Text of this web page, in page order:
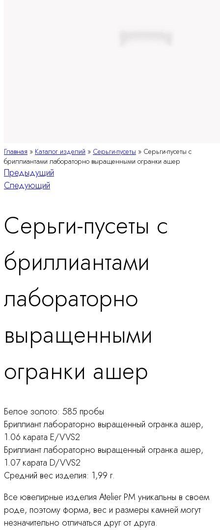
Главная » Каталог изделий » Серьги-пусеты » Серьги-пусеты с
бриллиантами лабораторно выращенными огранки ашер
Навигация
продукту
Предыдущий
Следующий
Серьги-пусеты с
бриллиантами
лабораторно
выращенными
огранки ашер
Белое золото: 585 пробы
Бриллиант лабораторно выращенный огранка ашер,
1.06 карата E/VVS2
Бриллиант лабораторно выращенный огранка ашер,
1.07 карата D/VVS2
Средний вес изделия: 1,99 г.
Все ювелирные изделия Atelier PM уникальны в своем
роде, поэтому форма, вес и размеры камней могут
незначительно отличаться друг от друга.